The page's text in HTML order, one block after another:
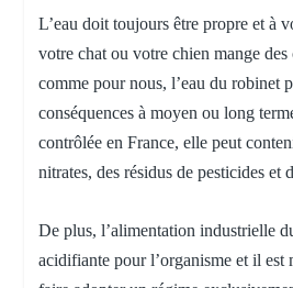
L’eau doit toujours être propre et à
votre chat ou votre chien mange des
comme pour nous, l’eau du robinet
conséquences à moyen ou long
contrôlée en France, elle peut
nitrates, des résidus de pesticides et
De plus, l’alimentation industrielle
acidifiante pour l’organisme et il est